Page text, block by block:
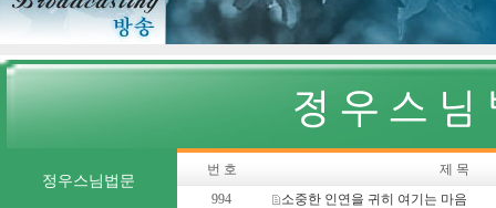
정우스님법문
번 호
제 목
994
소중한 인연을 귀히 여기는 마음